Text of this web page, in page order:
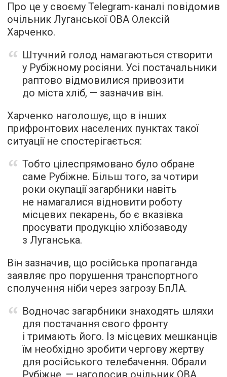
Про це у своєму Telegram-каналі повідомив
очільник Луганської ОВА Олексій
Харченко.
Штучний голод намагаються створити
у Рубіжному росіяни. Усі постачальники
раптово відмовилися привозити
до міста хліб, — зазначив він.
Харченко наголошує, що в інших
прифронтових населених пунктах такої
ситуації не спостерігається:
Тобто цілеспрямовано було обране
саме Рубіжне. Більш того, за чотири
роки окупації загарбники навіть
не намагалися відновити роботу
місцевих пекарень, бо є вказівка
просувати продукцію хлібозаводу
з Луганська.
Він зазначив, що російська пропаганда
заявляє про порушення транспортного
сполучення ніби через загрозу БпЛА.
Водночас загарбники знаходять шляхи
для постачання свого фронту
і тримають його. Із місцевих мешканців
їм необхідно зробити чергову жертву
для російського телебачення. Обрали
Рубіжне, — наголосив очільник ОВА.